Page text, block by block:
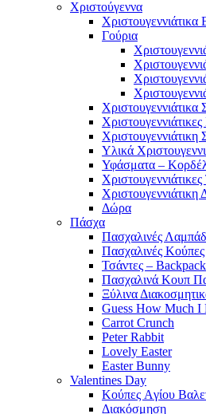
Χριστούγεννα
Χριστουγεννιάτικα
Γούρια
Χριστουγεννιάτικα
Χριστουγεννιάτικη
Υλικά
Υφάσματα –
Δώρα
Πάσχα
Πασχαλινές
Πασχαλινές Κούπες
Τσάντες – Backpack
Πασχαλινά Κουπ
Ξύλινα
Guess How Much I
Carrot Crunch
Peter Rabbit
Lovely Easter
Easter Bunny
Valentines Day
Κούπες Aγίου
Διακόσμηση